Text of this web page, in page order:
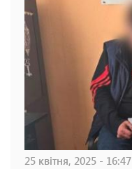
25 квітня, 2025 - 16:47